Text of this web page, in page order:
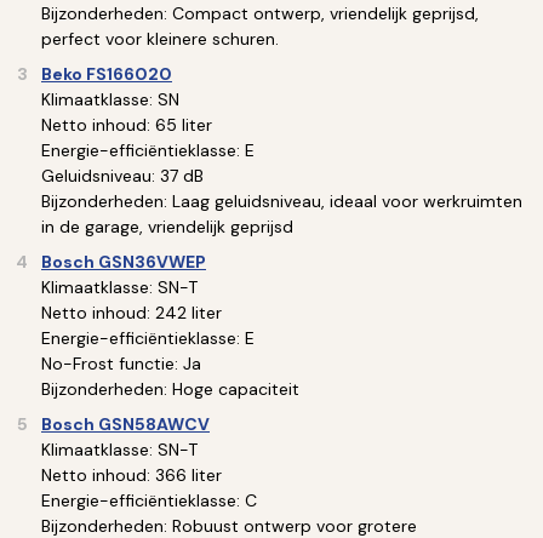
Bijzonderheden: Compact ontwerp, vriendelijk geprijsd,
perfect voor kleinere schuren.
Beko FS166020
Klimaatklasse: SN
Netto inhoud: 65 liter
Energie-efficiëntieklasse: E
Geluidsniveau: 37 dB
Bijzonderheden: Laag geluidsniveau, ideaal voor werkruimten
in de garage, vriendelijk geprijsd
Bosch GSN36VWEP
Klimaatklasse: SN-T
Netto inhoud: 242 liter
Energie-efficiëntieklasse: E
No-Frost functie: Ja
Bijzonderheden: Hoge capaciteit
Bosch GSN58AWCV
Klimaatklasse: SN-T
Netto inhoud: 366 liter
Energie-efficiëntieklasse: C
Bijzonderheden: Robuust ontwerp voor grotere